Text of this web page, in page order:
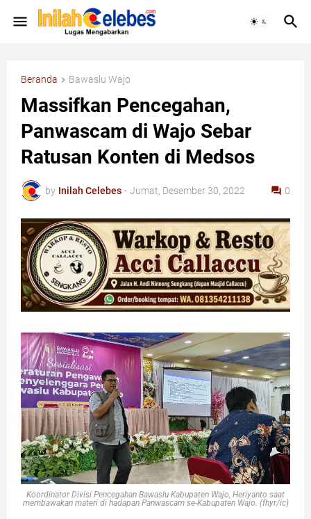
Beranda Bawaslu Wajo
Massifkan Pencegahan,
Panwascam di Wajo Sebar
Ratusan Konten di Medsos
by Inilah Celebes - Jumat, Desember 30, 2022 0
Koordinator Divisi Pencegahan Bawaslu Kabupaten Wajo, Heriyanto saat
membawakan materi di hadapan Panwascam se-Kabupaten Wajo. (fhyr/ic)